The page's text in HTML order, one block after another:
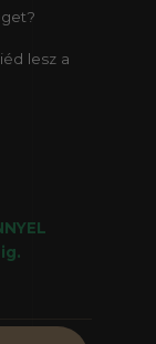
lesz a